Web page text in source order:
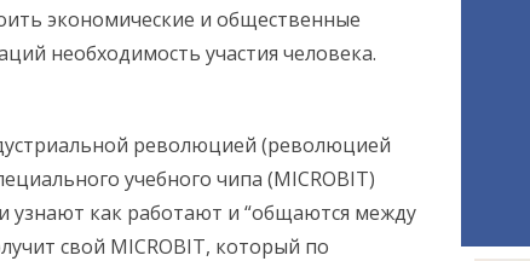
экономические и общественные
необходимость участия человека.
революцией (революцией
учебного чипа (MICROBIT)
узнают как работают и “общаются между
свой MICROBIT, который по